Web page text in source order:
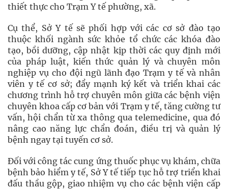
thiết thực cho Trạm Y tế phường, xã.
Cụ thể, Sở Y tế sẽ phối hợp với các cơ sở đào tạo
thuộc khối ngành sức khỏe tổ chức các khóa đào
tạo, bồi dưỡng, cập nhật kịp thời các quy định mới
của pháp luật, kiến thức quản lý và chuyên môn
nghiệp vụ cho đội ngũ lãnh đạo Trạm y tế và nhân
viên y tế cơ sở; đẩy mạnh ký kết và triển khai các
chương trình hỗ trợ chuyên môn giữa các bệnh viện
chuyên khoa cấp cơ bản với Trạm y tế, tăng cường tư
vấn, hội chẩn từ xa thông qua telemedicine, qua đó
nâng cao năng lực chẩn đoán, điều trị và quản lý
bệnh ngay tại tuyến cơ sở.
Đối với công tác cung ứng thuốc phục vụ khám, chữa
bệnh bảo hiểm y tế, Sở Y tế tiếp tục hỗ trợ triển khai
đấu thầu gộp, giao nhiệm vụ cho các bệnh viện cấp